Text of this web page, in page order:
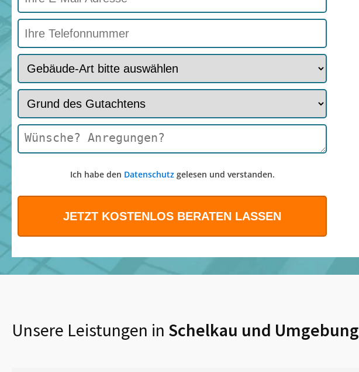
Ich habe den Datenschutzgelesen und verstanden.
Unsere Leistungen in Schelkau und Umgebung